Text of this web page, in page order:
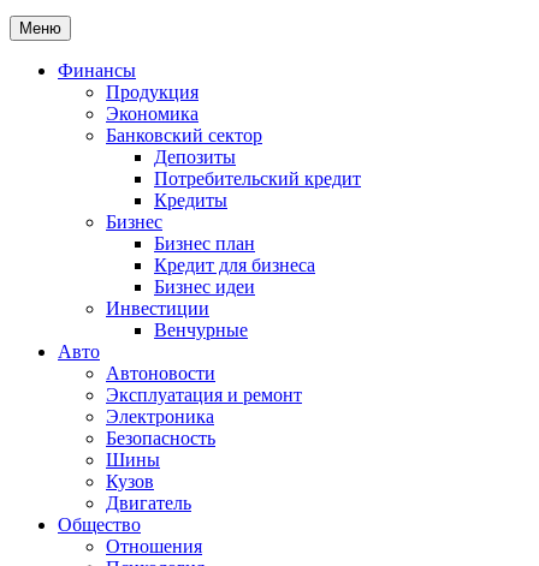
Меню
Финансы
Продукция
Экономика
Банковский сектор
Депозиты
Потребительский кредит
Кредиты
Бизнес
Бизнес план
Кредит для бизнеса
Бизнес идеи
Инвестиции
Венчурные
Авто
Автоновости
Эксплуатация и ремонт
Электроника
Безопасность
Шины
Кузов
Двигатель
Общество
Отношения